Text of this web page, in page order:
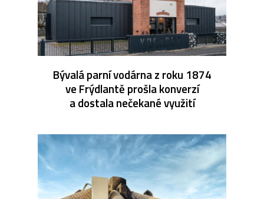
Bývalá parní vodárna z roku 1874
ve Frýdlantě prošla konverzí
a dostala nečekané využití